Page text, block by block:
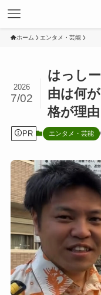
ホーム エンタメ・芸能
はっし
由は何
格が理由
2026
7/02
PR エンタメ・芸能